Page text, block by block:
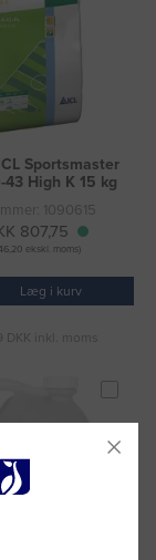
Sportsmaster
43 High K 15 kg
1090615
807,75
ekskl. moms)
Læg i kurv
DKK inkl. moms